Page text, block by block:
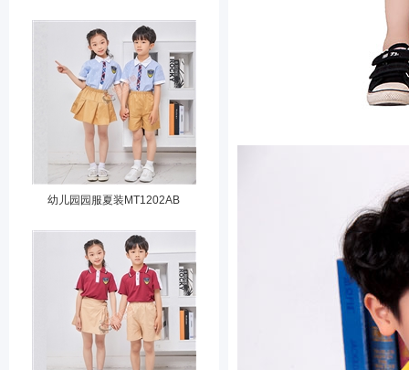
幼儿园园服夏装MT1202AB